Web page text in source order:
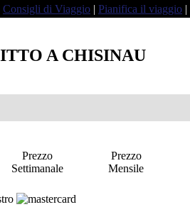
Consigli di Viaggio | Pianifica il viaggio |
A CHISINAU
Prezzo
Settimanale
Prezzo
Mensile